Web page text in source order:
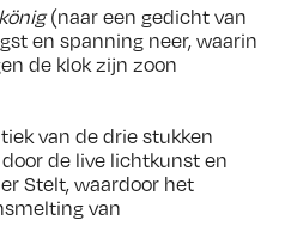
(naar een gedicht van
en spanning neer, waarin
de klok zijn zoon
van de drie stukken
de live lichtkunst en
Stelt, waardoor het
van